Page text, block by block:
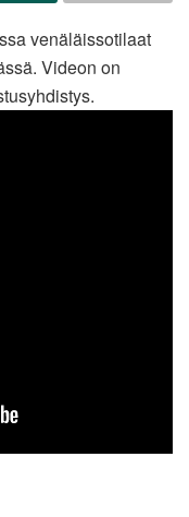
venäläissotilaat
Videon on